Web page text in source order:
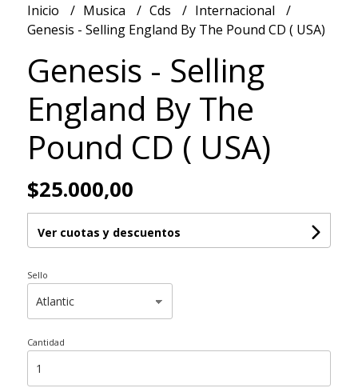
Inicio Musica Cds
Internacional
Genesis - Selling England By The Pound CD ( USA)
Genesis - Selling
England By The
Pound CD ( USA)
$25.000,00
Ver cuotas y descuentos
Sello
Cantidad